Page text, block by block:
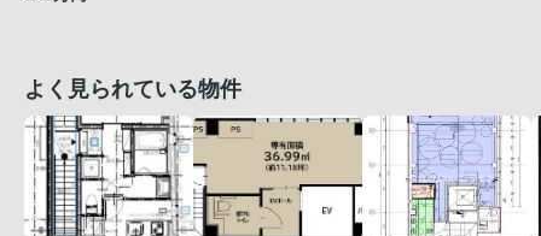
よく見られている物件